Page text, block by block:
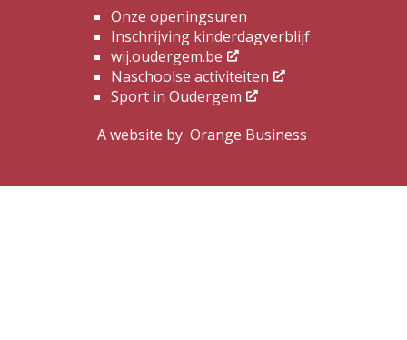
Onze openingsuren
Inschrijving kinderdagverblijf
wij.oudergem.be
Naschoolse activiteiten
Sport in Oudergem
A website by Orange Business